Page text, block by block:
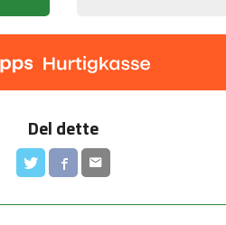
Del dette